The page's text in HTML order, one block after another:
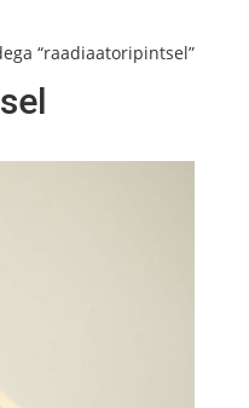
“raadiaatoripintsel”